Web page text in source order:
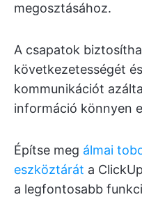
megosztásához.
A csapatok
következetességét
kommunikációt
információ könnyen
Építse meg álmai
eszköztárát a
a legfontosabb